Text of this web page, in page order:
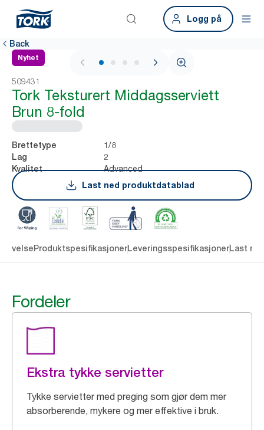
Logg på
Back
Nyhet
1 / 4
509431
Tork Teksturert Middagsserviett
Brun 8-fold
Brettetype 1/8
Lag 2
Kvalitet
Advanced
Last ned produktdatablad
ProduktspesifikasjonerLeveringsspesifikasjonerLast
Fordeler
Ekstra tykke servietter
Tykke servietter med preging som gjør dem mer
absorberende, mykere og mer effektive i bruk.